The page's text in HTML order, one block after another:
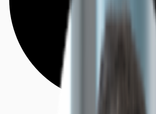
Ihre Ansprechpartner